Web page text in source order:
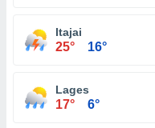
Itajai
25° 16°
Lages
17° 6°